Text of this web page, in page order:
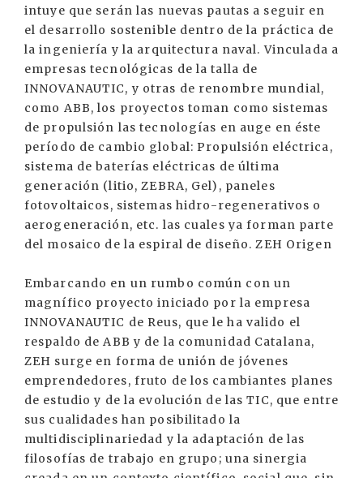
intuye que serán las nuevas pautas a seguir en
el desarrollo sostenible dentro de la práctica de
la ingeniería y la arquitectura naval. Vinculada a
empresas tecnológicas de la talla de
INNOVANAUTIC, y otras de renombre mundial,
como ABB, los proyectos toman como sistemas
de propulsión las tecnologías en auge en éste
período de cambio global: Propulsión eléctrica,
sistema de baterías eléctricas de última
generación (litio, ZEBRA, Gel), paneles
fotovoltaicos, sistemas hidro-regenerativos o
aerogeneración, etc. las cuales ya forman parte
del mosaico de la espiral de diseño. ZEH Origen
Embarcando en un rumbo común con un
magnífico proyecto iniciado por la empresa
INNOVANAUTIC de Reus, que le ha valido el
respaldo de ABB y de la comunidad Catalana,
ZEH surge en forma de unión de jóvenes
emprendedores, fruto de los cambiantes planes
de estudio y de la evolución de las TIC, que entre
sus cualidades han posibilitado la
multidisciplinariedad y la adaptación de las
filosofías de trabajo en grupo; una sinergia